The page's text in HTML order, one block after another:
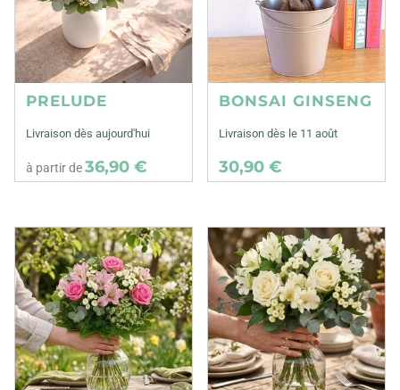
PRELUDE
Livraison dès aujourd'hui
à partir de36,90 €
BONSAI GINSENG
Livraison dès le 11 août
30,90 €